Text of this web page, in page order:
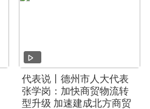
代表说丨德州市人大代表
张学岗：加快商贸物流转
型升级 加速建成北方商贸